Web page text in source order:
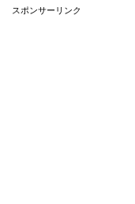
スポンサーリンク